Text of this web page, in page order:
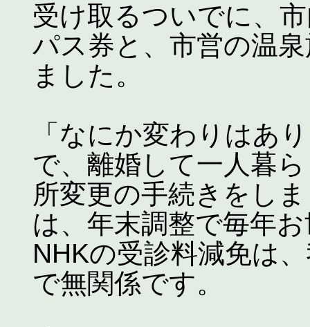
受け取るついでに、
パス券と、市営の温
ました。
「なにか変わりはあ
で、離婚して一人暮
所変更の手続きをし
は、年末調整で毎年
NHKの受診料減免は
で無関係です。